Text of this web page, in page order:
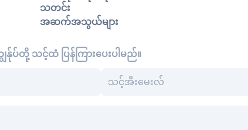
သတင်း
အဆက်အသွယ်များ
ျွန်ုပ်တို့ သင့်ထံ ပြန်ကြားပေးပါမည်။